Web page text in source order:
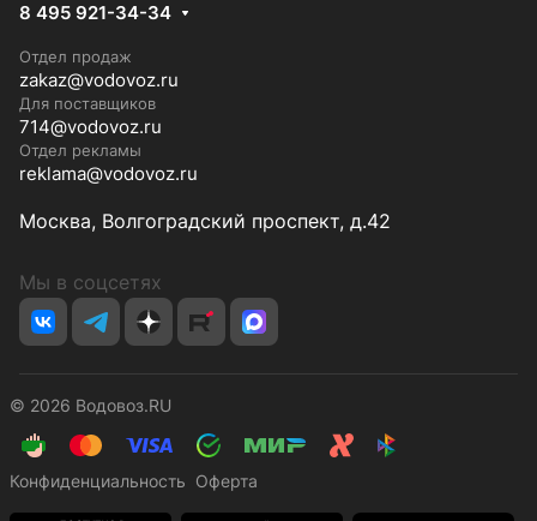
8 495 921-34-34
Отдел продаж
zakaz@vodovoz.ru
Для поставщиков
714@vodovoz.ru
Отдел рекламы
reklama@vodovoz.ru
Москва, Волгоградский проспект, д.42
Мы в соцсетях
© 2026 Водовоз.RU
Конфиденциальность Оферта